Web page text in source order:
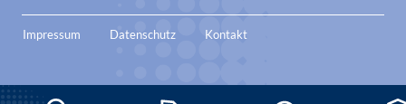
Impressum Datenschutz Kontakt